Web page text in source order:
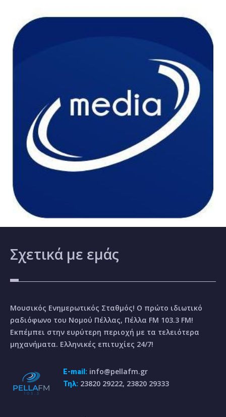
Σχετικά με εμάς
Μουσικός Ενημερωτικός Σταθμός! Ο πρώτο ιδιωτικό
ραδιόφωνο του Νομού Πέλλας, Πέλλα FM 103.3 FM!
Εκπέμπει στην ευρύτερη περιοχή με τα τελειότερα
μηχανήματα. Ελληνικές επιτυχίες 24/7!
E-mail: info@pellafm.gr
Τηλ: 23820 29222, 23820 29333